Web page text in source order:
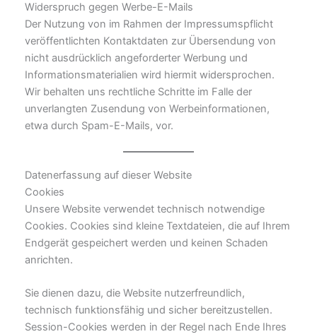
Widerspruch gegen Werbe-E-Mails
Der Nutzung von im Rahmen der Impressumspflicht
veröffentlichten Kontaktdaten zur Übersendung von
nicht ausdrücklich angeforderter Werbung und
Informationsmaterialien wird hiermit widersprochen.
Wir behalten uns rechtliche Schritte im Falle der
unverlangten Zusendung von Werbeinformationen,
etwa durch Spam-E-Mails, vor.
Datenerfassung auf dieser Website
Cookies
Unsere Website verwendet technisch notwendige
Cookies. Cookies sind kleine Textdateien, die auf Ihrem
Endgerät gespeichert werden und keinen Schaden
anrichten.
Sie dienen dazu, die Website nutzerfreundlich,
technisch funktionsfähig und sicher bereitzustellen.
Session-Cookies werden in der Regel nach Ende Ihres